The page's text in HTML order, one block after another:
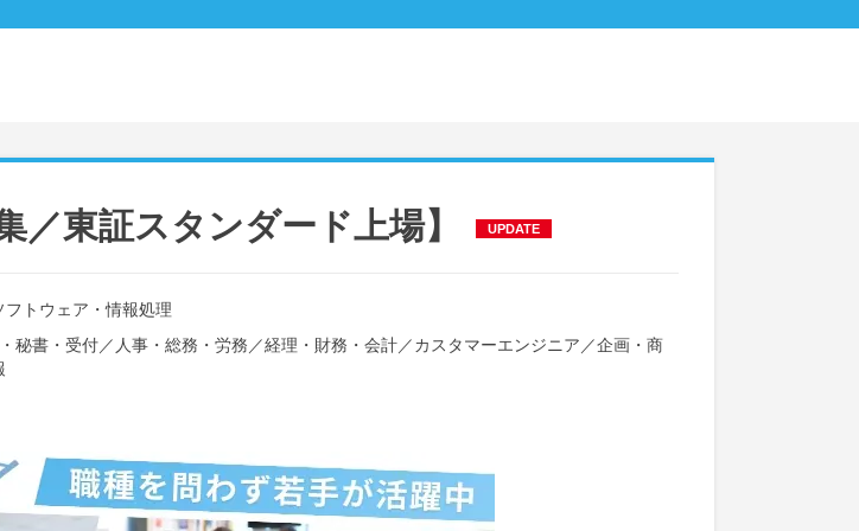
東証スタンダード上場】 UPDATE
フトウェア・情報処理
秘書・受付／ 人事・総務・労務 ／経理・財務・会計／カスタマーエンジニア ／企画・商